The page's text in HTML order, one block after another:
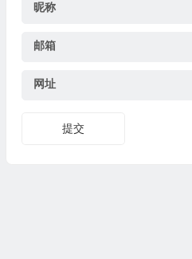
昵称
邮箱
网址
提交